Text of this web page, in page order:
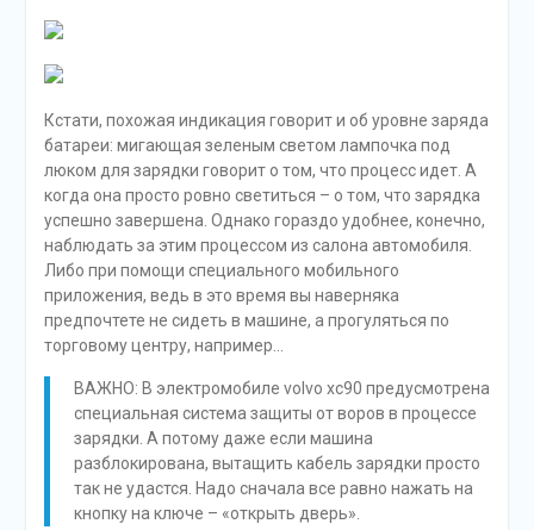
динамические характеристики.
Как уже было сказано выше, одной зарядки хватает от
разгуляешься. Но заряд можно зафиксировать.
Например, за городом вы едите не «бензине», а по
прибытию в город в у вас будет заряд для движения в
экологически чистом режиме. Само собой, что батарею
можно подзарядить и в процессе движения. Однако
расход в этом случае возрастет многократно. А потому
функция Charge, по нашему мнению, это не всегда
удачный выход, особенно если до ближайшей заправки
вам еще ехать и ехать.
Переходим к режиму Hybrid, в котором совмещаются
возможности топливного и электрического двигателей.
Так, за разгон отвечает электронный агрегат, а за
движение – уже бензиновый. Переключение
происходит автоматически во время поездки.